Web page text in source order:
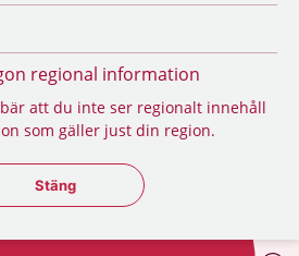
regional information
att du inte ser regionalt innehåll
som gäller just din region.
Stäng regionsväljaren
Stäng